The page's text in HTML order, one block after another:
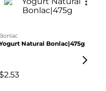
bonlac
Natural Bonlac|475g
$2.53